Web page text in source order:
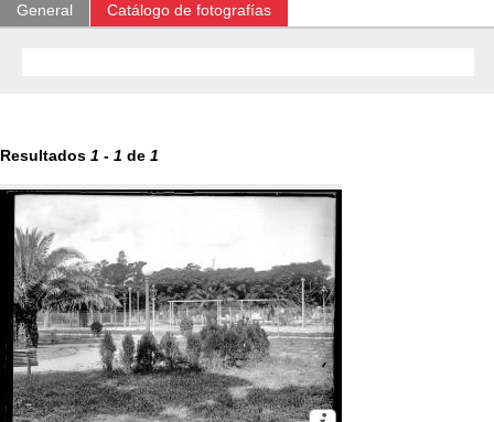
General Catálogo de fotografías
Resultados 1 - 1 de 1